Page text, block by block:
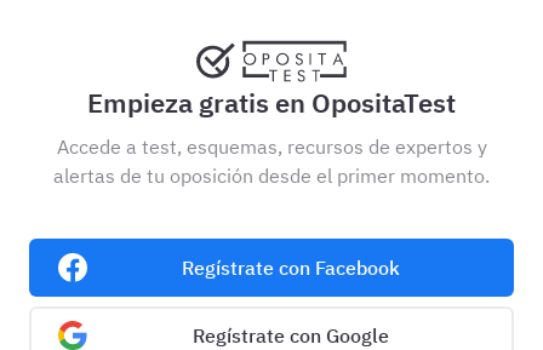
Empieza gratis en OpositaTest
Accede a test, esquemas, recursos de expertos y
alertas de tu oposición desde el primer momento.
Regístrate con Facebook
Regístrate con Google